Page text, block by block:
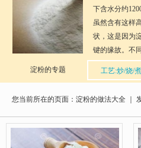
淀粉的专题
口味：多种
下含水分约
虽然含有这样
状，这是因为
键的缘故。不
淀粉分子经基
缘故。玉米淀
基数目相对地
工艺:炒/烧/
您当前所在的页面：淀粉的做法大全 ｜